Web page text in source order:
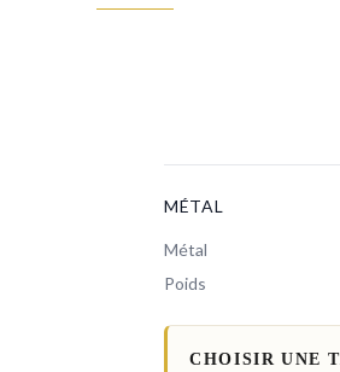
MÉTAL
Métal
Poids
CHOISIR UNE